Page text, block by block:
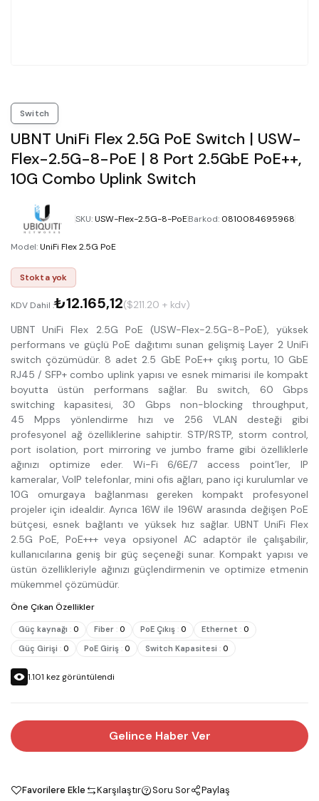
Switch
UBNT UniFi Flex 2.5G PoE Switch | USW-
Flex-2.5G-8-PoE | 8 Port 2.5GbE PoE++,
10G Combo Uplink Switch
SKU:USW-Flex-2.5G-8-PoEBarkod: 0810084695968
Model:UniFi Flex 2.5G PoE
Stokta yok
KDV Dahil :₺12.165,12($211.20 + kdv)
UBNT UniFi Flex 2.5G PoE (USW-Flex-2.5G-8-PoE), yüksek
performans ve güçlü PoE dağıtımı sunan gelişmiş Layer 2 UniFi
switch çözümüdür. 8 adet 2.5 GbE PoE++ çıkış portu, 10 GbE
RJ45 / SFP+ combo uplink yapısı ve esnek mimarisi ile kompakt
boyutta üstün performans sağlar. Bu switch, 60 Gbps
switching kapasitesi, 30 Gbps non-blocking throughput,
45 Mpps yönlendirme hızı ve 256 VLAN desteği gibi
profesyonel ağ özelliklerine sahiptir. STP/RSTP, storm control,
port isolation, port mirroring ve jumbo frame gibi özelliklerle
ağınızı optimize eder. Wi-Fi 6/6E/7 access point’ler, IP
kameralar, VoIP telefonlar, mini ofis ağları, pano içi kurulumlar ve
10G omurgaya bağlanması gereken kompakt profesyonel
projeler için idealdir. Ayrıca 16W ile 196W arasında değişen PoE
bütçesi, esnek bağlantı ve yüksek hız sağlar. UBNT UniFi Flex
2.5G PoE, PoE+++ veya opsiyonel AC adaptör ile çalışabilir,
kullanıcılarına geniş bir güç seçeneği sunar. Kompakt yapısı ve
üstün özellikleriyle ağınızı güçlendirmenin ve optimize etmenin
mükemmel çözümüdür.
Öne Çıkan Özellikler
Güç kaynağı : 0 Fiber : 0 PoE Çıkış : 0 Ethernet : 0
Güç Girişi : 0 PoE Giriş : 0 Switch Kapasitesi : 0
1.101 kez görüntülendi
Gelince Haber Ver
Favorilere Ekle Karşılaştır Soru Sor Paylaş